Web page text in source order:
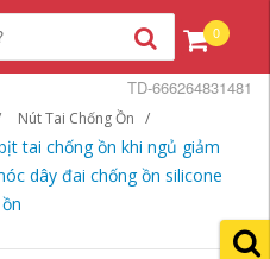
0
Nút Tai Chống Ồn
tai chống ồn khi ngủ giảm
dây đai chống ồn silicone
TD-666264831481